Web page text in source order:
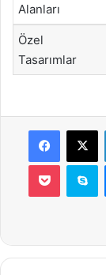
Alanları
Özel
Tasarımlar
X
Pocket